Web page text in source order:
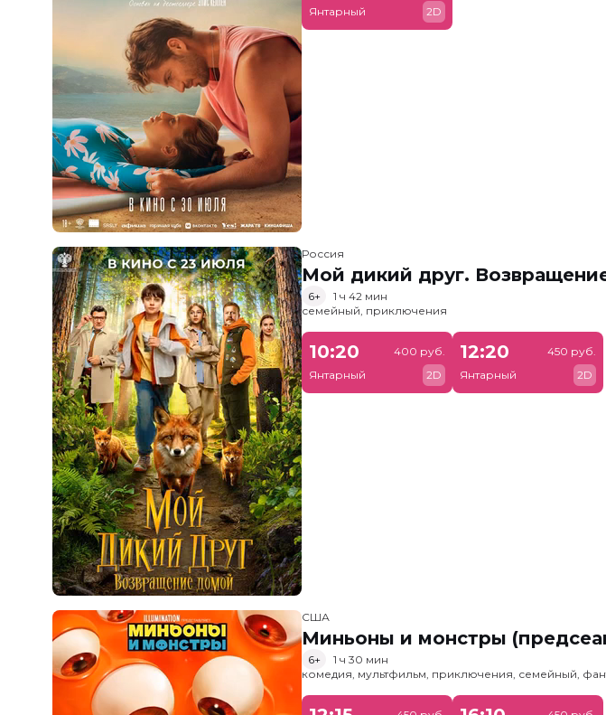
Янтарный
2D
Россия
Мой дикий друг.
6+
1 ч 42 мин
семейный, приключения
10:20
Янтарный
400 руб.
2D
12:20
Янтарный
450 руб.
2D
США
Миньоны и монстры
6+
1 ч 30 мин
комедия, мультфильм, приключения, семейный,